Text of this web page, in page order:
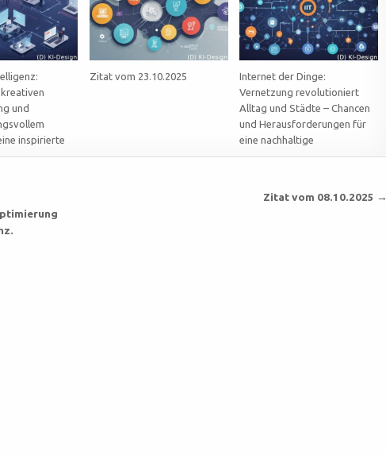
und
inspirierte
Zitat vom 23.10.2025
Internet der Dinge:
Vernetzung revolutioniert
Alltag und Städte – Chancen
und Herausforderungen für
eine nachhaltige
Zitat vom 08.10.2025 →